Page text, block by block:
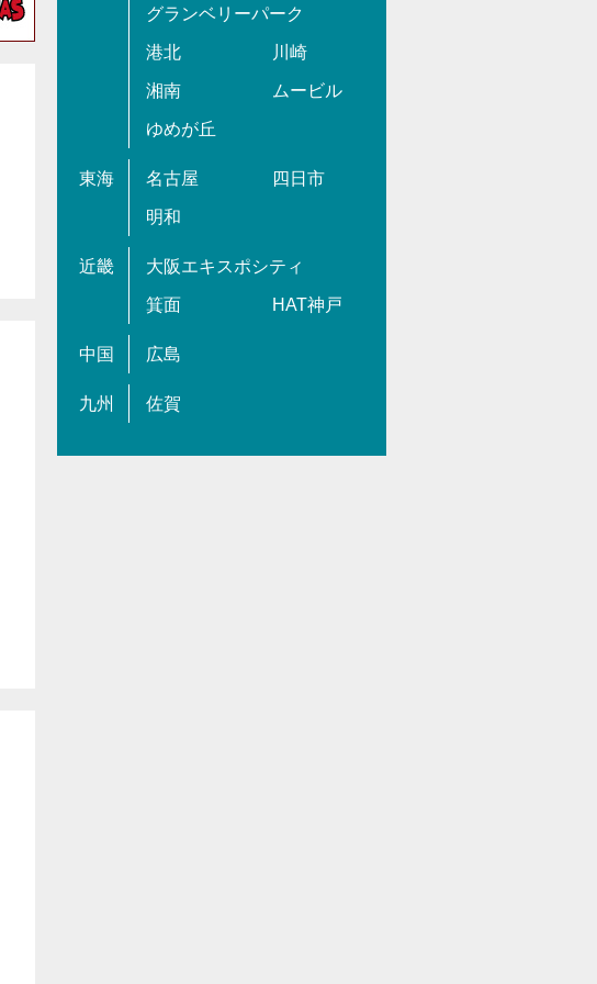
グランベリーパーク
港北 川崎
湘南 ムービル
ゆめが丘
東海 名古屋 四日市
明和
近畿 大阪エキスポシティ
箕面 HAT神戸
中国 広島
九州 佐賀